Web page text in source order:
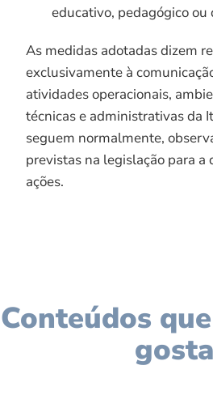
educativo, pedagógico ou
As medidas adotadas dizem
exclusivamente à
atividades operacionais,
técnicas e administrativas da
seguem normalmente,
previstas na legislação para a
ações.
Conteúdos